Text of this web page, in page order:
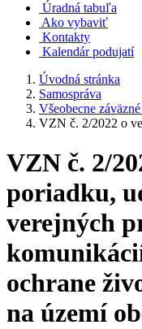
Úradná tabuľa
Ako vybaviť
Kontakty
Kalendár podujatí
Úvodná stránka
Samospráva
Všeobecne
VZN č. 2/2022 o
VZN č. 2/
poriadku,
verejných
ochrane
na území